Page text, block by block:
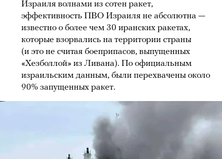
Израиля волнами из сотен ракет,
эффективность ПВО Израиля не абсолютна —
известно о более чем 30 иранских ракетах,
которые взорвались на территории страны
(и это не считая боеприпасов, выпущенных
«Хезболлой» из Ливана). По официальным
израильским данным, были перехвачены около
90% запущенных ракет.